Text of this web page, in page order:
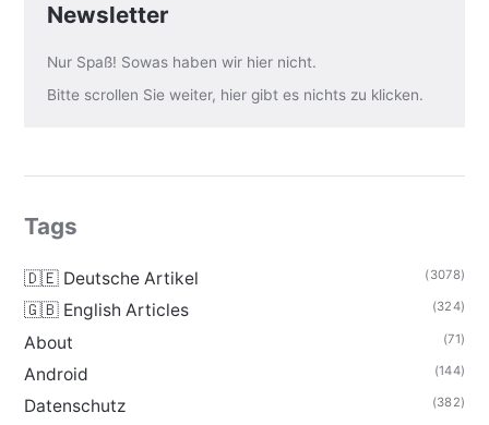
Newsletter
Nur Spaß! Sowas haben wir hier nicht.
Bitte scrollen Sie weiter, hier gibt es nichts zu klicken.
Tags
🇩🇪 Deutsche Artikel (3078)
🇬🇧 English Articles (324)
About (71)
Android (144)
Datenschutz (382)